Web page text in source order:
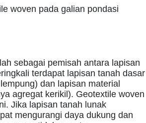
woven pada galian pondasi
sebagai pemisah antara lapisan
terdapat lapisan tanah dasar
dan lapisan material
agregat kerikil). Geotextile woven
Jika lapisan tanah lunak
mengurangi daya dukung dan